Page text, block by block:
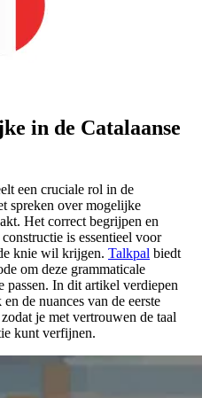
in de Catalaanse
een cruciale rol in de
spreken over mogelijke
Het correct begrijpen en
is essentieel voor
knie wil krijgen. Talkpal biedt
om deze grammaticale
passen. In dit artikel verdiepen
de nuances van de eerste
je met vertrouwen de taal
kunt verfijnen.